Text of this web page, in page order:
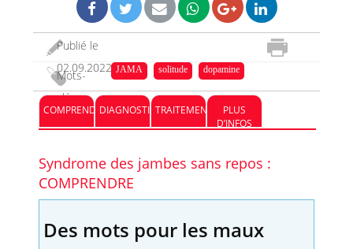
Publié le
02.09.2022
Mots-
clés :
JAMA solitude dopamine
COMPRENDREDIAGNOSTICTRAITEMENT
PLUS
D’INFOS
Syndrome des jambes sans repos :
COMPRENDRE
Des mots pour les maux